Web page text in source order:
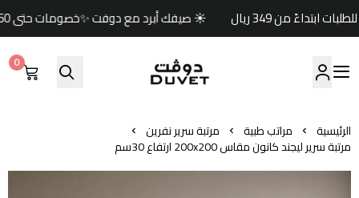
☀️ صيفك أبرد مع دوفت ✨خصومات حتى 60% 🏷️وكود خصم إضافي (صيف) 🎁🚚 شحن مجاني للطلبات ابتداءً من 349 ريال
مفارش دوفت | DUVET
0
الرئيسية مراتب طبية مرتبة سرير نفرين
مرتبة سرير ليجند كانون مقاس 200x200 ارتفاع 30سم